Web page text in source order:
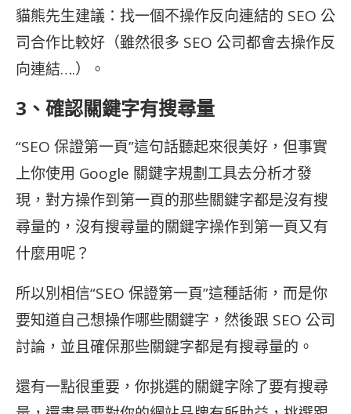
貓熊先生建議：找一個不操作反向連結的 SEO 公
司合作比較好（雖然很多 SEO 公司都會去操作反
向連結….）。
3、確認關鍵字有搜尋量
“SEO 保證第一頁”這句話聽起來很美好，但事實
上你使用 Google 關鍵字規劃工具去分析才發
現，對方操作到第一頁的那些關鍵字都是沒有搜
尋量的，沒有搜尋量的關鍵字操作到第一頁又有
什麼用呢？
所以別相信“SEO 保證第一頁”這種話術，而是你
要知道自己想操作哪些關鍵字，然後跟 SEO 公司
討論，並且確保那些關鍵字都是有搜尋量的。
還有一點很重要，你挑選的關鍵字除了要有搜尋